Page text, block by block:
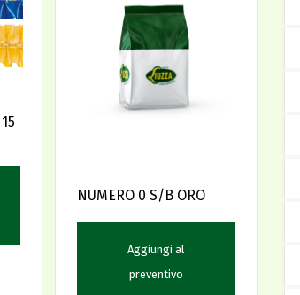
NUMERO 0 S/B ORO
Aggiungi al
preventivo